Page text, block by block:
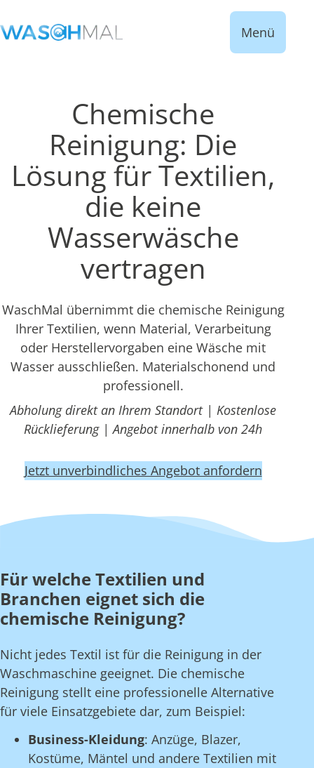
Menü
Chemische
Reinigung: Die
Lösung für Textilien,
die keine
Wasserwäsche
vertragen
WaschMal übernimmt die chemische Reinigung
Ihrer Textilien, wenn Material, Verarbeitung
oder Herstellervorgaben eine Wäsche mit
Wasser ausschließen. Materialschonend und
professionell.
Abholung direkt an Ihrem Standort | Kostenlose
Rücklieferung | Angebot innerhalb von 24h
Jetzt unverbindliches Angebot anfordern
Für welche Textilien und
Branchen eignet sich die
chemische Reinigung?
Nicht jedes Textil ist für die Reinigung in der
Waschmaschine geeignet. Die chemische
Reinigung stellt eine professionelle Alternative
für viele Einsatzgebiete dar, zum Beispiel:
Business-Kleidung: Anzüge, Blazer,
Kostüme, Mäntel und andere Textilien mit